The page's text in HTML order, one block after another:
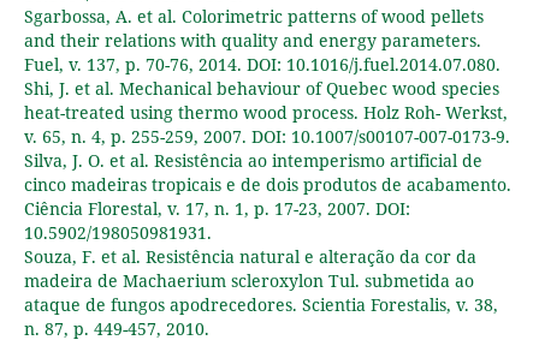
Sgarbossa, A. et al. Colorimetric patterns of wood pellets
and their relations with quality and energy parameters.
Fuel, v. 137, p. 70-76, 2014. DOI: 10.1016/j.fuel.2014.07.080.
Shi, J. et al. Mechanical behaviour of Quebec wood species
heat-treated using thermo wood process. Holz Roh- Werkst,
v. 65, n. 4, p. 255-259, 2007. DOI: 10.1007/s00107-007-0173-9.
Silva, J. O. et al. Resistência ao intemperismo artificial de
cinco madeiras tropicais e de dois produtos de acabamento.
Ciência Florestal, v. 17, n. 1, p. 17-23, 2007. DOI:
10.5902/198050981931.
Souza, F. et al. Resistência natural e alteração da cor da
madeira de Machaerium scleroxylon Tul. submetida ao
ataque de fungos apodrecedores. Scientia Forestalis, v. 38,
n. 87, p. 449-457, 2010.